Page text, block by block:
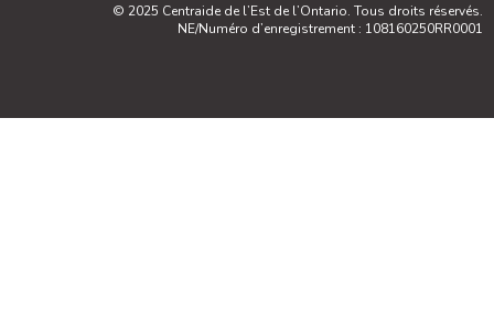
© 2025 Centraide de l’Est de l’Ontario. Tous droits réservés.
NE/Numéro d’enregistrement : 108160250RR0001